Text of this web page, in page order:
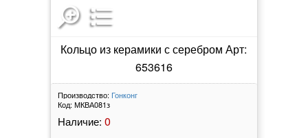
Кольцо из керамики с серебром Арт:
653616
Производство: Гонконг
Код: МКВА081з
Наличие: 0